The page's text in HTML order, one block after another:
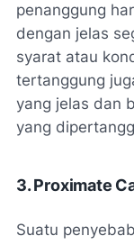
penanggung
dengan jelas
syarat atau
tertanggung
yang jelas dan
yang
3. Proximate
Suatu